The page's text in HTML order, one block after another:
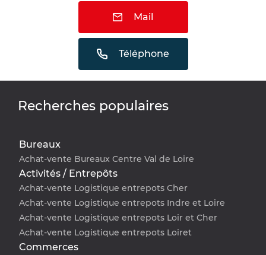
Mail
Téléphone
Recherches populaires
Bureaux
Achat-vente Bureaux Centre Val de Loire
Activités / Entrepôts
Achat-vente Logistique entrepots Cher
Achat-vente Logistique entrepots Indre et Loire
Achat-vente Logistique entrepots Loir et Cher
Achat-vente Logistique entrepots Loiret
Commerces